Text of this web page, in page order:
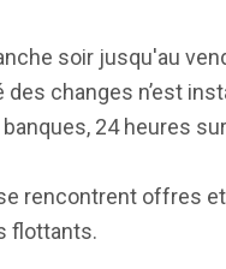
soir jusqu'au
changes n’est
24 heures
rencontrent offres
flottants.